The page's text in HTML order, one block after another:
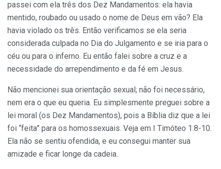
passei com ela três dos Dez Mandamentos: ela havia
mentido, roubado ou usado o nome de Deus em vão? Ela
havia violado os três. Então verificamos se ela seria
considerada culpada no Dia do Julgamento e se iria para o
céu ou para o inferno. Eu então falei sobre a cruz e a
necessidade do arrependimento e da fé em Jesus.
Não mencionei sua orientação sexual; não foi necessário,
nem era o que eu queria. Eu simplesmente preguei sobre a
lei moral (os Dez Mandamentos), pois a Bíblia diz que a lei
foi “feita” para os homossexuais. Veja em I Timóteo 1:8-10.
Ela não se sentiu ofendida, e eu consegui manter sua
amizade e ficar longe da cadeia.